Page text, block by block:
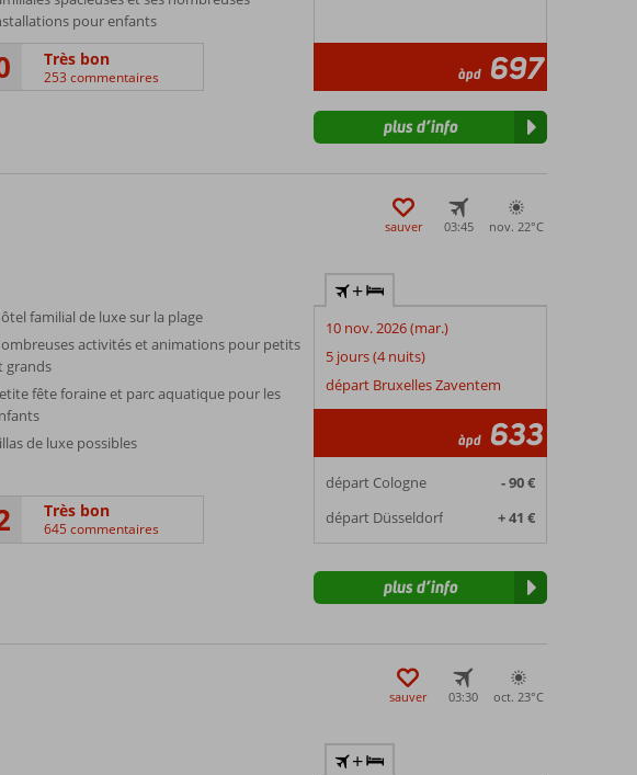
pour enfants
Très bon
253 commentaires àpd 697
plus d’info
sauver 03:45 nov. 22°C
familial de luxe sur la plage
activités et animations pour petits
grands
fête foraine et parc aquatique pour les
de luxe possibles
Très bon
645 commentaires
+
10 nov. 2026 (mar.)
5 jours (4 nuits)
départ Bruxelles Zaventem
àpd 633
départ Cologne
- 90 €
départ Düsseldorf
+ 41 €
plus d’info
sauver 03:30 oct. 23°C
+